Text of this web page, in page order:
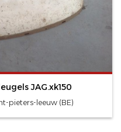
JAG.xk150
pieters-leeuw (BE)